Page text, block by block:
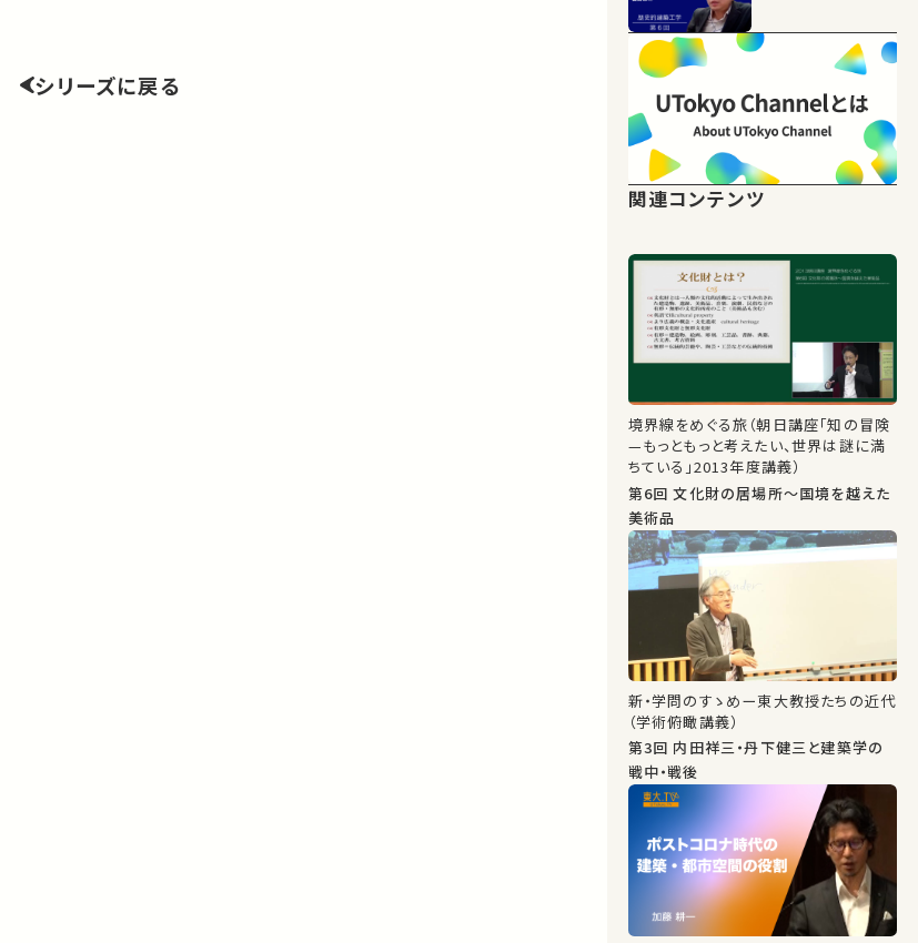
シリーズに戻る
関連コンテンツ
境界線をめぐる旅（朝日講座「知の冒険
—もっともっと考えたい、世界は謎に満
ちている」2013年度講義）
第6回 文化財の居場所～国境を越えた
美術品
新・学問のすゝめー東大教授たちの近代
（学術俯瞰講義）
第3回 内田祥三・丹下健三と建築学の
戦中・戦後